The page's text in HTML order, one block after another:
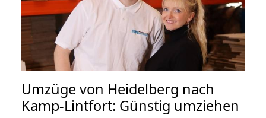
Umzüge von Heidelberg nach
Kamp-Lintfort: Günstig umziehen